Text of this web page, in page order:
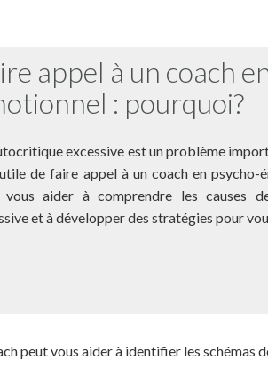
appel à un coach
: pourquoi?
excessive est un problème
de faire appel à un coach en psycho-
vous aider à comprendre les causes
et à développer des stratégies pour
peut vous aider à identifier les schémas